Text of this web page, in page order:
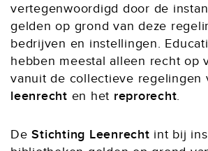
vertegenwoordigd door de
gelden op grond van deze
bedrijven en instellingen.
hebben meestal alleen recht op
vanuit de collectieve regelingen
leenrecht en het reprorecht.
DeStichting Leenrecht int bij